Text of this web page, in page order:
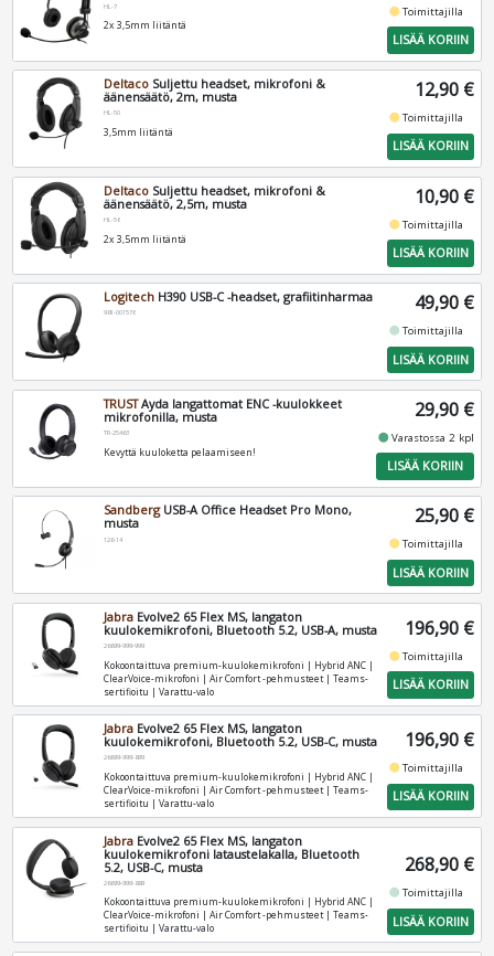
HL-7
2x 3,5mm liitäntä
fiber_manual_recordToimittajilla
LISÄÄ KORIIN
Deltaco Suljettu headset, mikrofoni &
äänensäätö, 2m, musta
HL-50
3,5mm liitäntä
12,90 €
fiber_manual_recordToimittajilla
LISÄÄ KORIIN
Deltaco Suljettu headset, mikrofoni &
äänensäätö, 2,5m, musta
HL-56
2x 3,5mm liitäntä
10,90 €
fiber_manual_recordToimittajilla
LISÄÄ KORIIN
Logitech H390 USB-C -headset, grafiitinharmaa
981-001576 49,90 €
fiber_manual_recordToimittajilla
LISÄÄ KORIIN
TRUSTAyda langattomat ENC -kuulokkeet
mikrofonilla, musta
TR-25463
Kevyttä kuuloketta pelaamiseen!
29,90 €
fiber_manual_recordVarastossa 2 kpl
LISÄÄ KORIIN
SandbergUSB-A Office Headset Pro Mono,
musta
126-14
25,90 €
fiber_manual_recordToimittajilla
LISÄÄ KORIIN
Jabra Evolve2 65 Flex MS, langaton
kuulokemikrofoni, Bluetooth 5.2, USB-A, musta
26699-999-999
Kokoontaittuva premium-kuulokemikrofoni | Hybrid ANC |
ClearVoice-mikrofoni | Air Comfort -pehmusteet | Teams-
sertifioitu | Varattu-valo
196,90 €
fiber_manual_recordToimittajilla
LISÄÄ KORIIN
Jabra Evolve2 65 Flex MS, langaton
kuulokemikrofoni, Bluetooth 5.2, USB-C, musta
26699-999-899
Kokoontaittuva premium-kuulokemikrofoni | Hybrid ANC |
ClearVoice-mikrofoni | Air Comfort -pehmusteet | Teams-
sertifioitu | Varattu-valo
196,90 €
fiber_manual_recordToimittajilla
LISÄÄ KORIIN
Jabra Evolve2 65 Flex MS, langaton
kuulokemikrofoni lataustelakalla, Bluetooth
5.2, USB-C, musta
26699-999-889
Kokoontaittuva premium-kuulokemikrofoni | Hybrid ANC |
ClearVoice-mikrofoni | Air Comfort -pehmusteet | Teams-
sertifioitu | Varattu-valo
268,90 €
fiber_manual_recordToimittajilla
LISÄÄ KORIIN